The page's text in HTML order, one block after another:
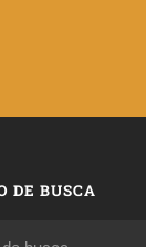
DE BUSCA